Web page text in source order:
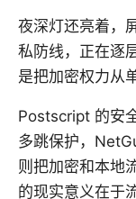
夜深灯还亮着，
私防线，正在逐
是把加密权力从
Postscript 的安
多跳保护，
则把加密和本地
的现实意义在于